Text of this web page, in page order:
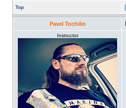
Top
Pavel Tochilin
Instructor